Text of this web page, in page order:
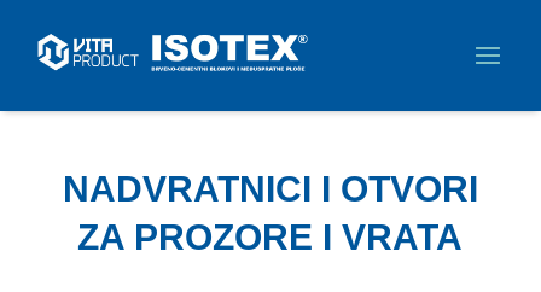
NADVRATNICI I OTVORI
ZA PROZORE I VRATA